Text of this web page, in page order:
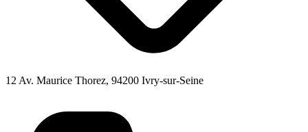
12 Av. Maurice Thorez, 94200 Ivry-sur-Seine